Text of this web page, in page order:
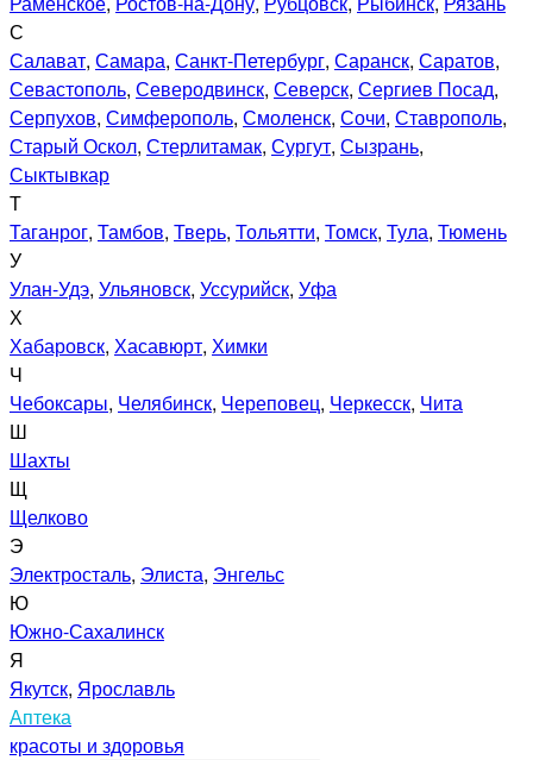
С
Салават, Самара, Санкт-Петербург, Саранск, Саратов,
Севастополь, Северодвинск, Северск, Сергиев Посад,
Серпухов, Симферополь, Смоленск, Сочи, Ставрополь,
Старый Оскол, Стерлитамак, Сургут, Сызрань,
Сыктывкар
Т
Таганрог, Тамбов, Тверь, Тольятти, Томск, Тула, Тюмень
У
Улан-Удэ, Ульяновск, Уссурийск, Уфа
Х
Хабаровск, Хасавюрт, Химки
Ч
Чебоксары, Челябинск, Череповец, Черкесск, Чита
Ш
Шахты
Щ
Щелково
Э
Электросталь, Элиста, Энгельс
Ю
Южно-Сахалинск
Я
Якутск, Ярославль
Аптека
красоты и здоровья